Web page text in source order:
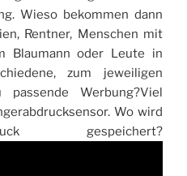
Wieso bekommen dann
Rentner, Menschen mit
Blaumann oder Leute in
zum jeweiligen
Werbung?Viel
Wo wird
gespeichert?